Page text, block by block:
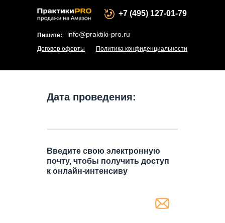
+7 (495) 127-01-79
info@praktiki-pro.ru
Пишите:
Политика конфиденциальности
Договор оферты
Дата проведения:
Введите свою электронную
почту, чтобы получить доступ
к онлайн-интенсиву